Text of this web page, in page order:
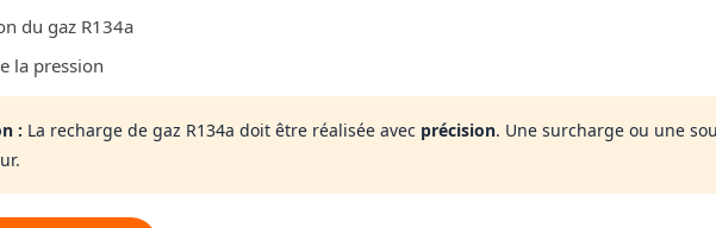
du gaz R134a
la pression
: La recharge de gaz R134a doit être réalisée avec précision. Une surcharge ou une